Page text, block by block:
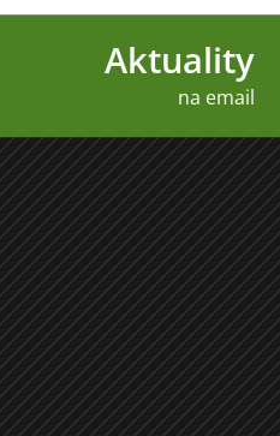
Aktuality
na email